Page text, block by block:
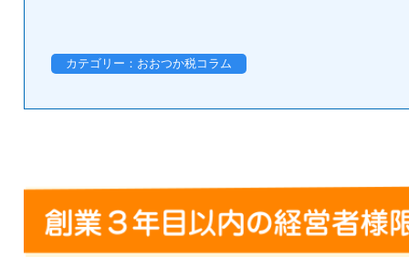
カテゴリー：おおつか税コラム